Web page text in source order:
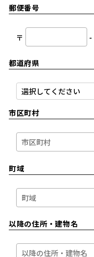
郵便番号
〒 -
都道府県
市区町村
町域
以降の住所・建物名